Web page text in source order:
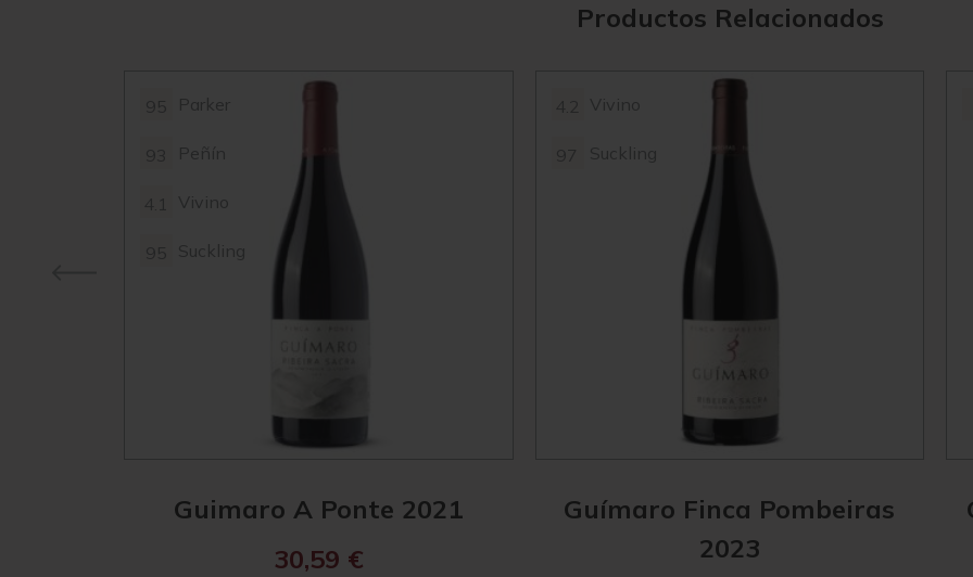
Productos Relacionados
Parker
Peñín
Vivino
Suckling
Guimaro A Ponte 2021
30,59 €
Vivino
Suckling
Guímaro Finca Pombeiras
2023